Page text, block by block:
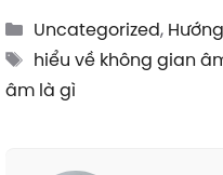
Categories
Uncategorized,
Tags
hiểu về không gian
âm là gì